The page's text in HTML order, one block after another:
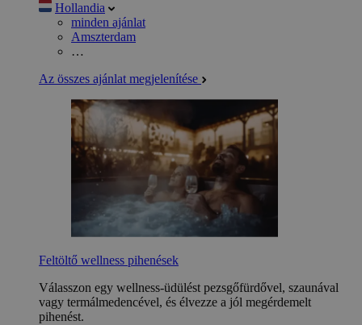
Hollandia
minden ajánlat
Amszterdam
…
Az összes ajánlat megjelenítése
Feltöltő wellness pihenések
Válasszon egy wellness-üdülést pezsgőfürdővel, szaunával
vagy termálmedencével, és élvezze a jól megérdemelt
pihenést.